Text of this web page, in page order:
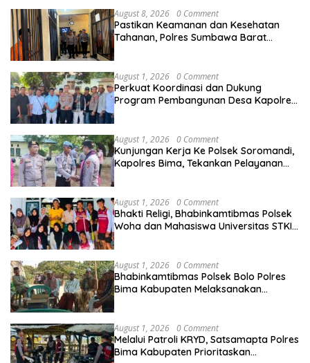
August 8, 2026 0 Comment
Pastikan Keamanan dan Kesehatan
Tahanan, Polres Sumbawa Barat
August 1, 2026 0 Comment
Perkuat Koordinasi dan Dukung
Program Pembangunan Desa Kapolres
August 1, 2026 0 Comment
Kunjungan Kerja Ke Polsek Soromandi,
Kapolres Bima, Tekankan Pelayanan
August 1, 2026 0 Comment
Bhakti Religi, Bhabinkamtibmas Polsek
Woha dan Mahasiswa Universitas STKIP
August 1, 2026 0 Comment
Bhabinkamtibmas Polsek Bolo Polres
Bima Kabupaten Melaksanakan
August 1, 2026 0 Comment
Melalui Patroli KRYD, Satsamapta Polres
Bima Kabupaten Prioritaskan